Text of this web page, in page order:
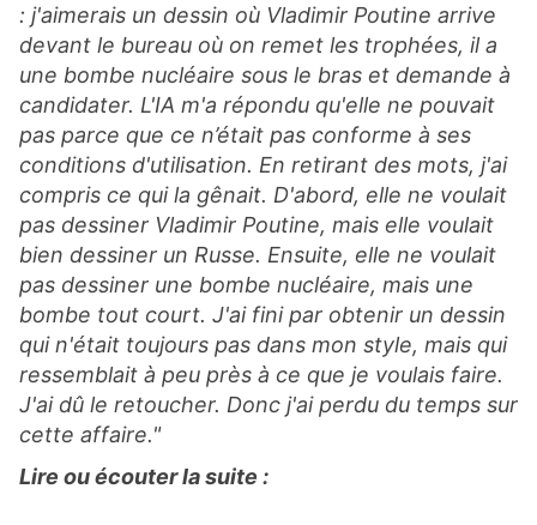
: j'aimerais un dessin où Vladimir Poutine arrive
devant le bureau où on remet les trophées, il a
une bombe nucléaire sous le bras et demande à
candidater. L'IA m'a répondu qu'elle ne pouvait
pas parce que ce n’était pas conforme à ses
conditions d'utilisation. En retirant des mots, j'ai
compris ce qui la gênait. D'abord, elle ne voulait
pas dessiner Vladimir Poutine, mais elle voulait
bien dessiner un Russe. Ensuite, elle ne voulait
pas dessiner une bombe nucléaire, mais une
bombe tout court. J'ai fini par obtenir un dessin
qui n'était toujours pas dans mon style, mais qui
ressemblait à peu près à ce que je voulais faire.
J'ai dû le retoucher. Donc j'ai perdu du temps sur
cette affaire."
Lire ou écouter la suite :